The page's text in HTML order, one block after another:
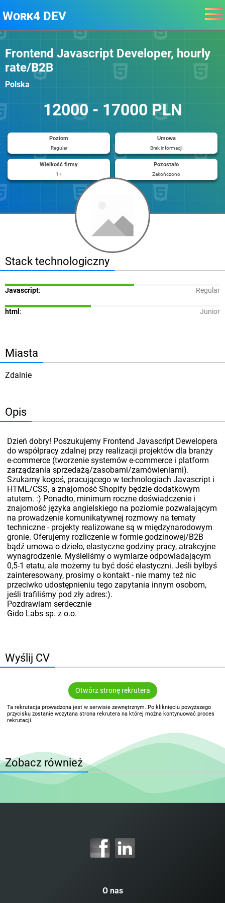
Work4 DEV
Frontend Javascript Developer, hourly
rate/B2B
Polska
12000 - 17000 PLN
Poziom
Regular
Umowa
Brak informacji
Wielkość firmy
1+
Pozostało
Zakończono
Stack technologiczny
Javascript: Regular
html : Junior
Miasta
Zdalnie
Opis
Dzień dobry! Poszukujemy Frontend Javascript Dewelopera
do współpracy zdalnej przy realizacji projektów dla branży
e-commerce (tworzenie systemów e-commerce i platform
zarządzania sprzedażą/zasobami/zamówieniami).
Szukamy kogoś, pracującego w technologiach Javascript i
HTML/CSS, a znajomość Shopify będzie dodatkowym
atutem. :) Ponadto, minimum roczne doświadczenie i
znajomość języka angielskiego na poziomie pozwalającym
na prowadzenie komunikatywnej rozmowy na tematy
techniczne - projekty realizowane są w międzynarodowym
gronie. Oferujemy rozliczenie w formie godzinowej/B2B
bądź umowa o dzieło, elastyczne godziny pracy, atrakcyjne
wynagrodzenie. Myśleliśmy o wymiarze odpowiadającym
0,5-1 etatu, ale możemy tu być dość elastyczni. Jeśli byłbyś
zainteresowany, prosimy o kontakt - nie mamy też nic
przeciwko udostępnieniu tego zapytania innym osobom,
jeśli trafiliśmy pod zły adres:).
Pozdrawiam serdecznie
Gido Labs sp. z o.o.
Wyślij CV
Otwórz stronę rekrutera
Ta rekrutacja prowadzona jest w serwisie zewnętrznym. Po kliknięciu powyższego
przycisku zostanie wczytana strona rekrutera na której można kontynuować proces
rekrutacji.
Zobacz również
O nas